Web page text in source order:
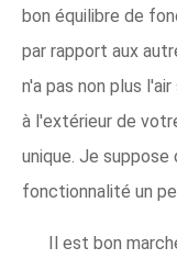
bon équilibre de
par rapport aux
n'a pas non plus
à l'extérieur de
unique. Je suppose
fonctionnalité un
Il est bon